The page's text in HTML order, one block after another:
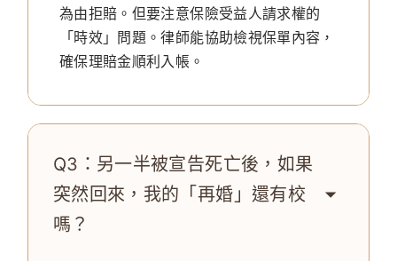
為由拒賠。但要注意保險受益人請求權的
「時效」問題。律師能協助檢視保單內容，
確保理賠金順利入帳。
Q3：另一半被宣告死亡後，如果
突然回來，我的「再婚」還有校
嗎？